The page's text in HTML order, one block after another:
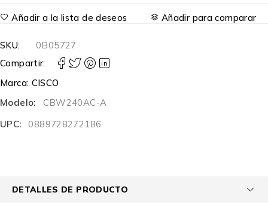
Añadir a la lista de deseos Añadir para comparar
SKU:
0B05727
Compartir:
Marca: CISCO
Modelo:
CBW240AC-A
UPC:
0889728272186
DETALLES DE PRODUCTO